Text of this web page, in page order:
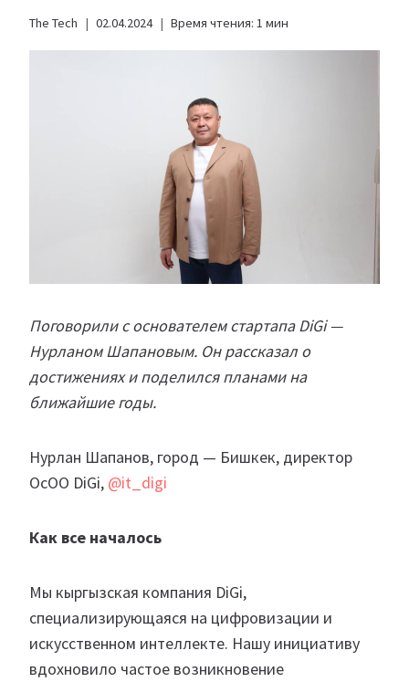
The Tech 02.04.2024 Время чтения: 1 мин
Поговорили с основателем стартапа DiGi —
Нурланом Шапановым. Он рассказал о
достижениях и поделился планами на
ближайшие годы.
Нурлан Шапанов, город — Бишкек, директор
ОсОО DiGi, @it_digi
Как все началось
Мы кыргызская компания DiGi,
специализирующаяся на цифровизации и
искусственном интеллекте. Нашу инициативу
вдохновило частое возникновение